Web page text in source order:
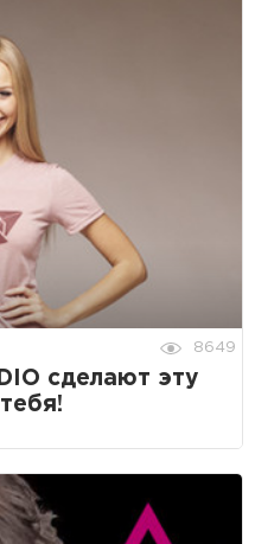
8649
сделают эту